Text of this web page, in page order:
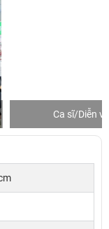
Ca sĩ/Diễn